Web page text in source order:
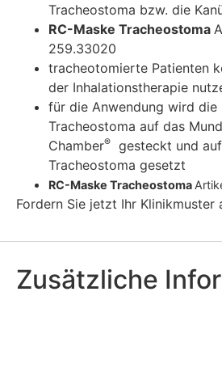
Tracheostoma bzw. die
RC-Maske Tracheostoma
259.33020
tracheotomierte Patienten
der Inhalationstherapie
für die Anwendung wird die
Tracheostoma auf das
Chamber®
gesteckt und
Tracheostoma gesetzt
RC-Maske Tracheostoma
Fordern Sie jetzt Ihr Klinikmuster
Zusätzliche